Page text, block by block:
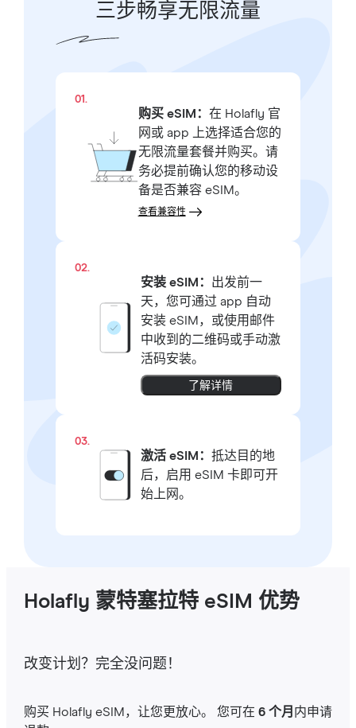
三步畅享无限流量
01.
购买 eSIM： 在 Holafly 官
网或 app 上选择适合您的
无限流量套餐并购买。请
务必提前确认您的移动设
备是否兼容 eSIM。
查看兼容性
02.
安装 eSIM： 出发前一
天，您可通过 app 自动
安装 eSIM，或使用邮件
中收到的二维码或手动激
活码安装。
了解详情
03.
激活 eSIM： 抵达目的地
后，启用 eSIM 卡即可开
始上网。
Holafly 蒙特塞拉特 eSIM 优势
改变计划？完全没问题！
购买 Holafly eSIM，让您更放心。 您可在 6 个月 内申请